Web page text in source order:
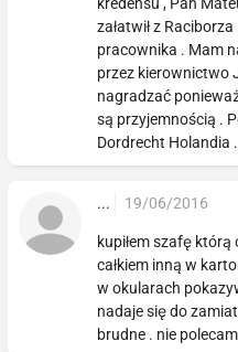
załatwił z
pracownika . Mam
przez kierownictwo
nagradzać
są przyjemnością .
Dordrecht Holandia .
... 19/06/2016
kupiłem szafę którą
całkiem inną w
w okularach
nadaje się do
brudne . nie